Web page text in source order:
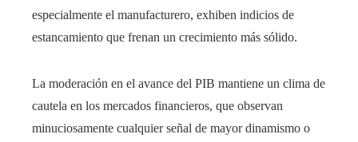
especialmente el manufacturero, exhiben indicios de
estancamiento que frenan un crecimiento más sólido.
La moderación en el avance del PIB mantiene un clima de
cautela en los mercados financieros, que observan
minuciosamente cualquier señal de mayor dinamismo o